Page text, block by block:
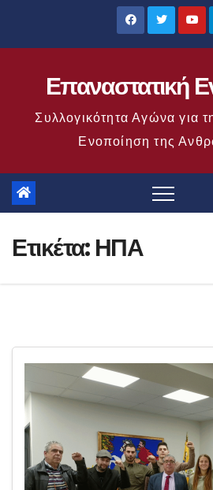
Επαναστατική
Συλλογικότητα Αγώνα για
Ενοποίηση της
Ετικέτα: ΗΠΑ